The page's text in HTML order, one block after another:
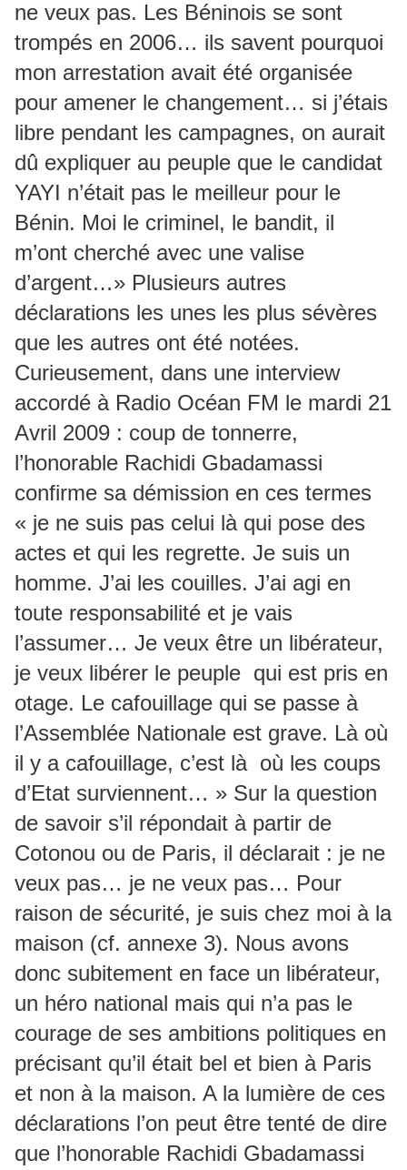
ne veux pas. Les Béninois se sont
trompés en 2006… ils savent pourquoi
mon arrestation avait été organisée
pour amener le changement… si j’étais
libre pendant les campagnes, on aurait
dû expliquer au peuple que le candidat
YAYI n’était pas le meilleur pour le
Bénin. Moi le criminel, le bandit, il
m’ont cherché avec une valise
d’argent…» Plusieurs autres
déclarations les unes les plus sévères
que les autres ont été notées.
Curieusement, dans une interview
accordé à Radio Océan FM le mardi 21
Avril 2009 : coup de tonnerre,
l’honorable Rachidi Gbadamassi
confirme sa démission en ces termes
« je ne suis pas celui là qui pose des
actes et qui les regrette. Je suis un
homme. J’ai les couilles. J’ai agi en
toute responsabilité et je vais
l’assumer… Je veux être un libérateur,
je veux libérer le peuple qui est pris en
otage. Le cafouillage qui se passe à
l’Assemblée Nationale est grave. Là où
il y a cafouillage, c’est là où les coups
d’Etat surviennent… » Sur la question
de savoir s’il répondait à partir de
Cotonou ou de Paris, il déclarait : je ne
veux pas… je ne veux pas… Pour
raison de sécurité, je suis chez moi à la
maison (cf. annexe 3). Nous avons
donc subitement en face un libérateur,
un héro national mais qui n’a pas le
courage de ses ambitions politiques en
précisant qu’il était bel et bien à Paris
et non à la maison. A la lumière de ces
déclarations l’on peut être tenté de dire
que l’honorable Rachidi Gbadamassi